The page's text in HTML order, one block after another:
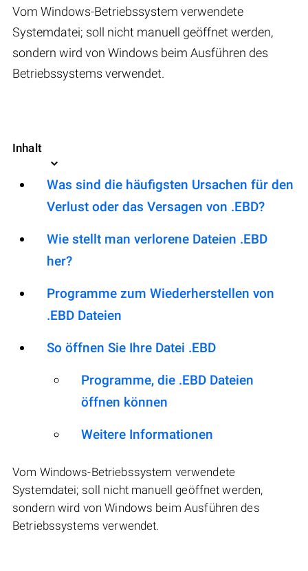
Vom Windows-Betriebssystem verwendete
Systemdatei; soll nicht manuell geöffnet werden,
sondern wird von Windows beim Ausführen des
Betriebssystems verwendet.
Inhalt
Was sind die häufigsten Ursachen für den
Verlust oder das Versagen von .EBD?
Wie stellt man verlorene Dateien .EBD
her?
Programme zum Wiederherstellen von
.EBD Dateien
So öffnen Sie Ihre Datei .EBD
Programme, die .EBD Dateien
öffnen können
Weitere Informationen
Vom Windows-Betriebssystem verwendete
Systemdatei; soll nicht manuell geöffnet werden,
sondern wird von Windows beim Ausführen des
Betriebssystems verwendet.